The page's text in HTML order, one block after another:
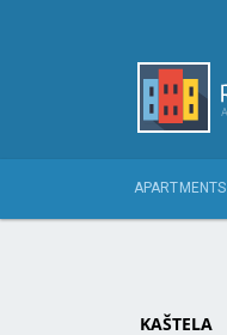
APARTMENTS
KAŠTELA